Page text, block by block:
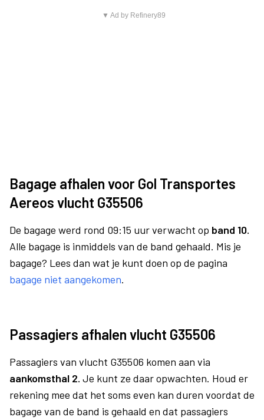
▼ Ad by Refinery89
Bagage afhalen voor Gol Transportes
Aereos vlucht G35506
De bagage werd rond 09:15 uur verwacht op band 10.
Alle bagage is inmiddels van de band gehaald. Mis je
bagage? Lees dan wat je kunt doen op de pagina
bagage niet aangekomen.
Passagiers afhalen vlucht G35506
Passagiers van vlucht G35506 komen aan via
aankomsthal 2. Je kunt ze daar opwachten. Houd er
rekening mee dat het soms even kan duren voordat de
bagage van de band is gehaald en dat passagiers